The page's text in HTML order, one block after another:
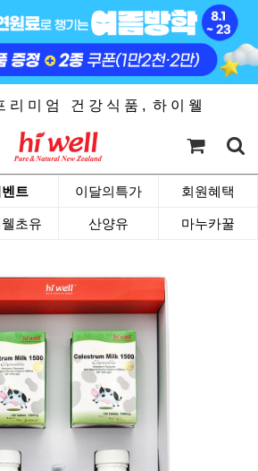
리 미 엄 건 강 식 품 , 하 이 웰
트 이달의특가 회원혜택
초유 산양유 마누카꿀